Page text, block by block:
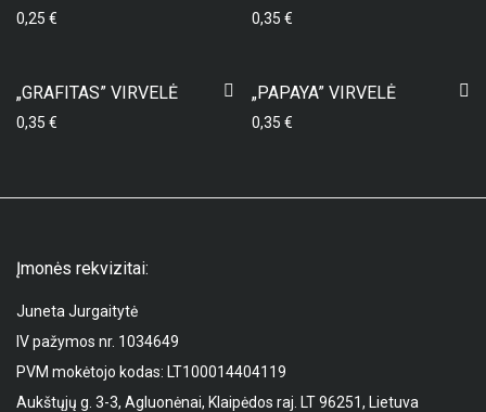
0,25 € 0,35 €
„GRAFITAS” VIRVELĖ
0,35 €
„PAPAYA” VIRVELĖ
0,35 €
Įmonės rekvizitai:
Juneta Jurgaitytė
IV pažymos nr. 1034649
PVM mokėtojo kodas: LT100014404119
Aukštųjų g. 3-3, Agluonėnai, Klaipėdos raj. LT 96251, Lietuva